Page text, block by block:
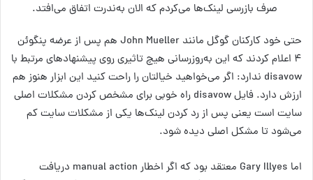
صرف بازرسی لینک‌ها می‌کردم که الان به‌ندرت اتفاق می‌افتد.
حتی خود کارکنان گوگل مانند John Mueller هم پس از عرضه پنگوئن
۴ اعلام کردند که این به‌روزرسانی هیچ تاثیری روی پیشنهاد‌های مرتبط با
disavow ندارد: اگر می‌خواهید خیالتان را راحت کنید این ابزار هنوز هم
ارزش دارد. فایل disavow راه خوبی برای مشخص کردن مشکلات اصلی
سایت است یعنی پس از رد کردن لینک‌ها یکی از مشکلات سایت کم
می‌شود تا مشکل اصلی دیده شود.
اما Gary Illyes معتقد بود که اگر اخطار manual action دریافت